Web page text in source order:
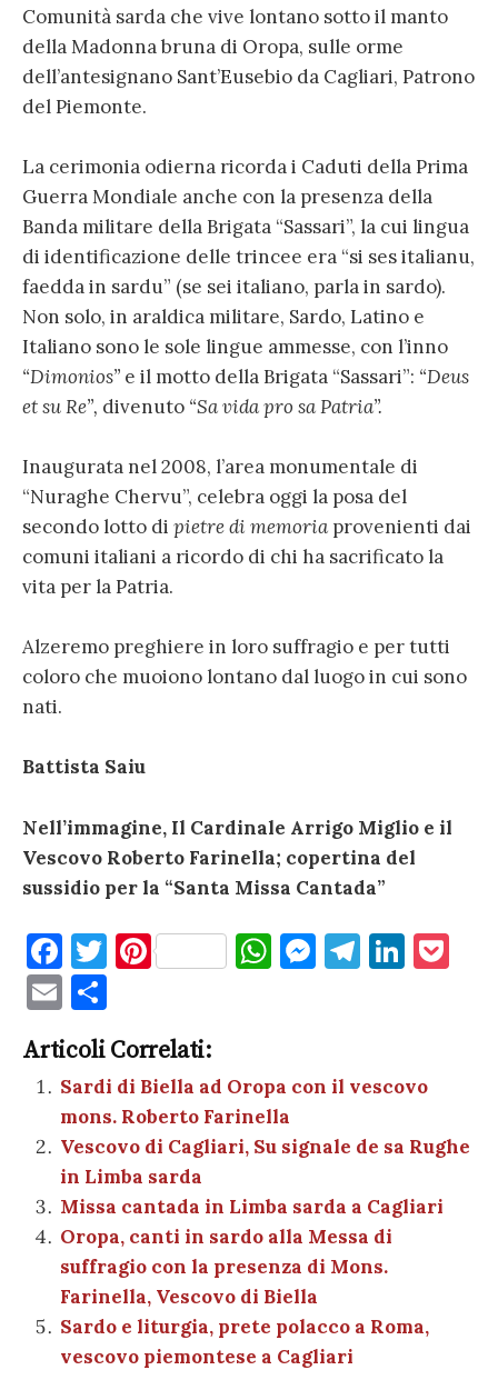
Comunità sarda che vive lontano sotto il manto
della Madonna bruna di Oropa, sulle orme
dell’antesignano Sant’Eusebio da Cagliari, Patrono
del Piemonte.
La cerimonia odierna ricorda i Caduti della Prima
Guerra Mondiale anche con la presenza della
Banda militare della Brigata “Sassari”, la cui lingua
di identificazione delle trincee era “si ses italianu,
faedda in sardu” (se sei italiano, parla in sardo).
Non solo, in araldica militare, Sardo, Latino e
Italiano sono le sole lingue ammesse, con l’inno
“Dimonios” e il motto della Brigata “Sassari”: “Deus
et su Re”, divenuto “Sa vida pro sa Patria”.
Inaugurata nel 2008, l’area monumentale di
“Nuraghe Chervu”, celebra oggi la posa del
secondo lotto di pietre di memoria provenienti dai
comuni italiani a ricordo di chi ha sacrificato la
vita per la Patria.
Alzeremo preghiere in loro suffragio e per tutti
coloro che muoiono lontano dal luogo in cui sono
nati.
Battista Saiu
Nell’immagine, Il Cardinale Arrigo Miglio e il
Vescovo Roberto Farinella; copertina del
sussidio per la “Santa Missa Cantada”
F
a
c
e
b
o
o
k
T
te
r
Pi
es
t
W
A
p
p
M
g
er
T
a
m
Li
dI
n
E
m
ai
l
n
di
vi
di
Articoli Correlati:
Sardi di Biella ad Oropa con il vescovo
mons. Roberto Farinella
Vescovo di Cagliari, Su signale de sa Rughe
in Limba sarda
Missa cantada in Limba sarda a Cagliari
Oropa, canti in sardo alla Messa di
suffragio con la presenza di Mons.
Farinella, Vescovo di Biella
Sardo e liturgia, prete polacco a Roma,
vescovo piemontese a Cagliari